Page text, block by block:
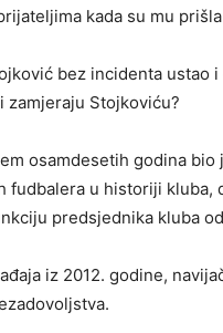
kada su mu
bez incidenta ustao i
zamjeraju Stojkoviću?
osamdesetih godina
fudbalera u historiji kluba,
predsjednika kluba
iz 2012. godine,